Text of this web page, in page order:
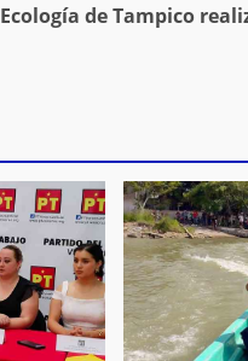
Ecología de Tampico